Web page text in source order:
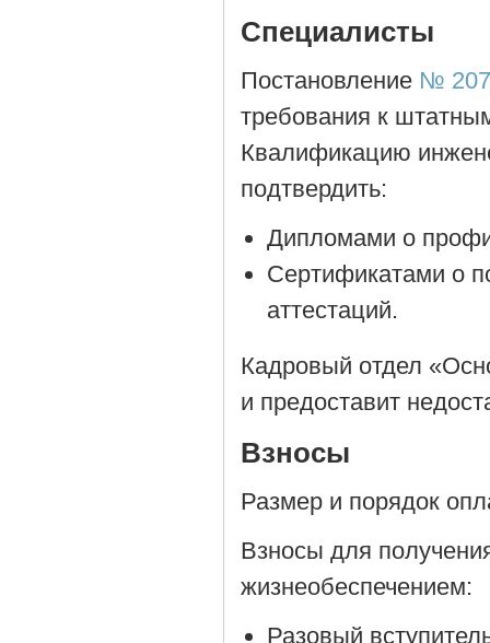
Специалисты
Постановление № 207
требования к
Квалификацию
подтвердить:
Дипломами о
Сертификатами о
аттестаций.
Кадровый отдел
и предоставит
Взносы
Размер и порядок
Взносы для
жизнеобеспечением:
Разовый